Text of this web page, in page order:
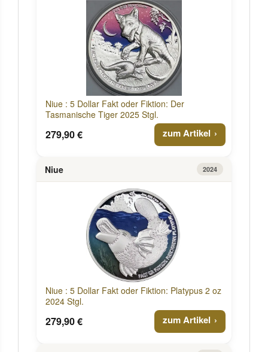
Niue : 5 Dollar Fakt oder Fiktion: Der
Tasmanische Tiger 2025 Stgl.
279,90 € zum Artikel
Niue 2024
Niue : 5 Dollar Fakt oder Fiktion: Platypus 2 oz
2024 Stgl.
279,90 € zum Artikel